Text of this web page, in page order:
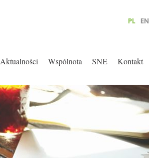
PL EN
Aktualności Wspólnota SNE Kontakt